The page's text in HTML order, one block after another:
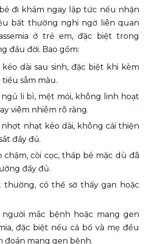
đi khám ngay lập tức nếu nhận
bất thường nghi ngờ liên quan
ở trẻ em, đặc biệt trong
đầu đời. Bao gồm:
dài sau sinh, đặc biệt khi kèm
sẫm màu.
li bì, mệt mỏi, không linh hoạt
viêm nhiễm rõ ràng.
nhợt nhạt kéo dài, không cải thiện
đầy đủ.
chậm, còi cọc, thấp bé mặc dù đã
đầy đủ.
thường, có thể sờ thấy gan hoặc
mắc bệnh hoặc mang gen
đặc biệt nếu cả bố và mẹ đều
đoán mang gen bệnh.